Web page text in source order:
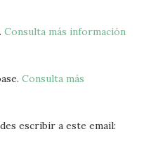
Consulta más información
Consulta más
escribir a este email: